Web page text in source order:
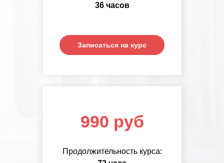
часа
Записаться на курс
Продолжительность курса:108
1 390 руб
36 часов
Записаться на курс
Продолжительность курса:
990 руб